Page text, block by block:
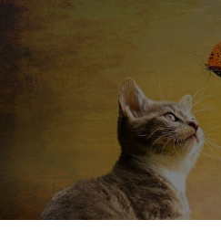
Skip
content